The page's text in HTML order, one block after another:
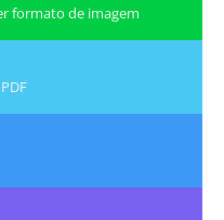
formato de imagem